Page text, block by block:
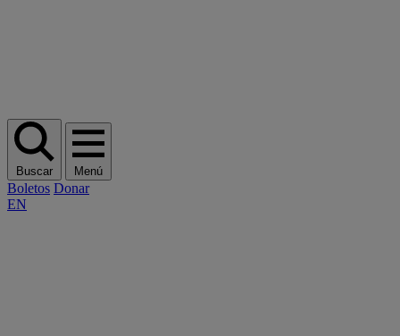
Buscar Menú
Boletos Donar
EN